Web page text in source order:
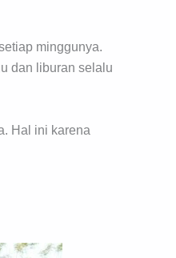
minggunya.
dan liburan selalu
Hal ini karena